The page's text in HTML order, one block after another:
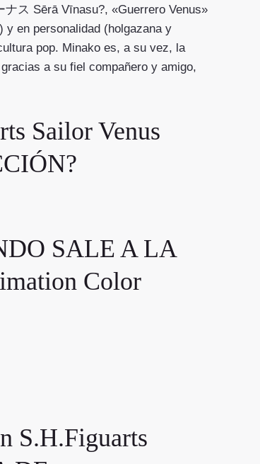
ス Sērā Vīnasu?, «Guerrero Venus»
y en personalidad (holgazana y
pop. Minako es, a su vez, la
a su fiel compañero y amigo,
Sailor Venus
SALE A LA
Color
S.H.Figuarts